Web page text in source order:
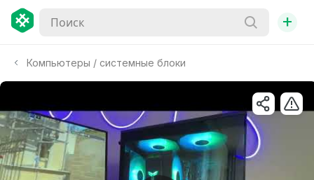
+
Компьютеры / системные блоки